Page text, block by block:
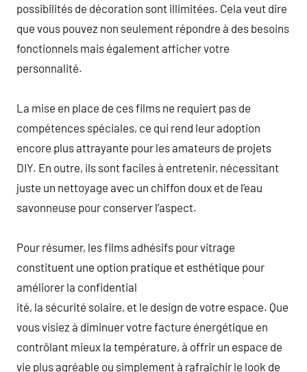
possibilités de décoration sont illimitées. Cela veut dire
que vous pouvez non seulement répondre à des besoins
fonctionnels mais également afficher votre
personnalité.
La mise en place de ces films ne requiert pas de
compétences spéciales, ce qui rend leur adoption
encore plus attrayante pour les amateurs de projets
DIY. En outre, ils sont faciles à entretenir, nécessitant
juste un nettoyage avec un chiffon doux et de l’eau
savonneuse pour conserver l’aspect.
Pour résumer, les films adhésifs pour vitrage
constituent une option pratique et esthétique pour
améliorer la confidential
ité, la sécurité solaire, et le design de votre espace. Que
vous visiez à diminuer votre facture énergétique en
contrôlant mieux la température, à offrir un espace de
vie plus agréable ou simplement à rafraîchir le look de